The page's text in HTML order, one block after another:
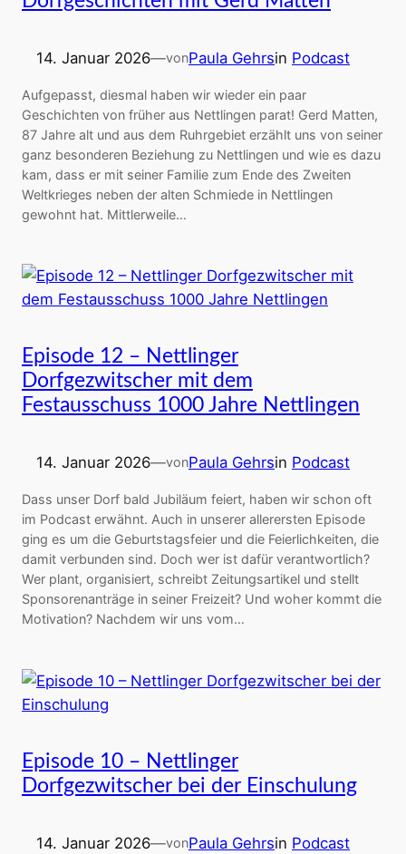
14. Januar 2026—vonPaula Gehrsin Podcast
Aufgepasst, diesmal haben wir wieder ein paar
Geschichten von früher aus Nettlingen parat! Gerd Matten,
87 Jahre alt und aus dem Ruhrgebiet erzählt uns von seiner
ganz besonderen Beziehung zu Nettlingen und wie es dazu
kam, dass er mit seiner Familie zum Ende des Zweiten
Weltkrieges neben der alten Schmiede in Nettlingen
gewohnt hat. Mittlerweile…
Episode 12 – Nettlinger
Dorfgezwitscher mit dem
Festausschuss 1000 Jahre Nettlingen
14. Januar 2026—vonPaula Gehrsin Podcast
Dass unser Dorf bald Jubiläum feiert, haben wir schon oft
im Podcast erwähnt. Auch in unserer allerersten Episode
ging es um die Geburtstagsfeier und die Feierlichkeiten, die
damit verbunden sind. Doch wer ist dafür verantwortlich?
Wer plant, organisiert, schreibt Zeitungsartikel und stellt
Sponsorenanträge in seiner Freizeit? Und woher kommt die
Motivation? Nachdem wir uns vom…
Episode 10 – Nettlinger
Dorfgezwitscher bei der Einschulung
14. Januar 2026—vonPaula Gehrsin Podcast